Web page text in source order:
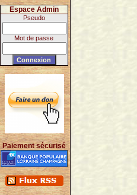
Espace Admin
Pseudo
Mot de passe
Paiement sécurisé